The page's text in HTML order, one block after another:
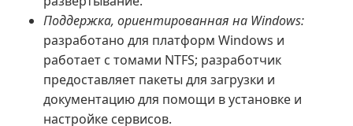
Поддержка, ориентированная на Windows:
разработано для платформ Windows и
работает с томами NTFS; разработчик
предоставляет пакеты для загрузки и
документацию для помощи в установке и
настройке сервисов.